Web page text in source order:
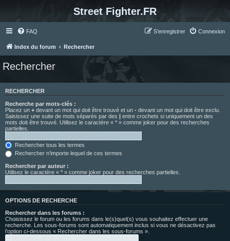
Street Fighter.FR
FAQ Connexion
S’enregistrer
Index du forum Rechercher
Rechercher
RECHERCHER
Recherche par mots-clés :
Placez un + devant un mot qui doit être trouvé et un - devant un mot qui doit être exclu.
Saisissez une suite de mots séparés par des | entre crochets si uniquement un des
mots doit être trouvé. Utilisez le caractère « * » comme joker pour des recherches
partielles.
Rechercher tous les termes
Rechercher n’importe lequel de ces termes
Rechercher par auteur :
Utilisez le caractère « * » comme joker pour des recherches partielles.
OPTIONS DE RECHERCHE
Rechercher dans les forums :
Choisissez le forum ou les forums dans le(s)quel(s) vous souhaitez effectuer une
recherche. Les sous-forums sont automatiquement inclus si vous ne désactivez pas
l’option ci-dessous « Rechercher dans les sous-forums ».